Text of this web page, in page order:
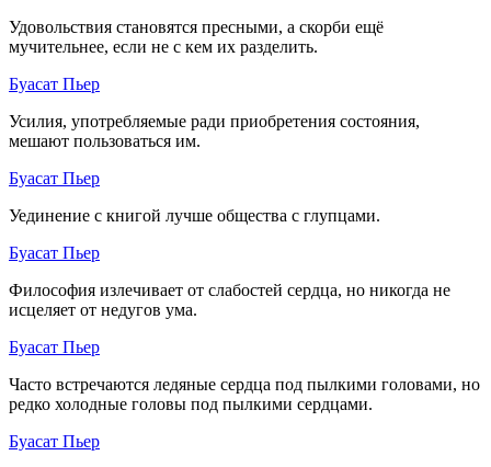
Удовольствия становятся пресными, а скорби ещё
мучительнее, если не с кем их разделить.
Буасат Пьер
Усилия, употребляемые ради приобретения состояния,
мешают пользоваться им.
Буасат Пьер
Уединение с книгой лучше общества с глупцами.
Буасат Пьер
Философия излечивает от слабостей сердца, но никогда не
исцеляет от недугов ума.
Буасат Пьер
Часто встречаются ледяные сердца под пылкими головами, но
редко холодные головы под пылкими сердцами.
Буасат Пьер